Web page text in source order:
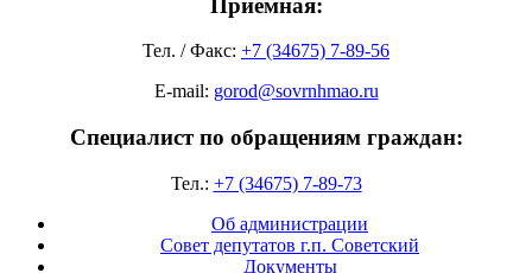
Приёмная:
Тел. / Факс: +7 (34675) 7-89-56
E-mail: gorod@sovrnhmao.ru
Специалист по обращениям граждан:
Тел.: +7 (34675) 7-89-73
Об администрации
Совет депутатов г.п. Советский
Документы